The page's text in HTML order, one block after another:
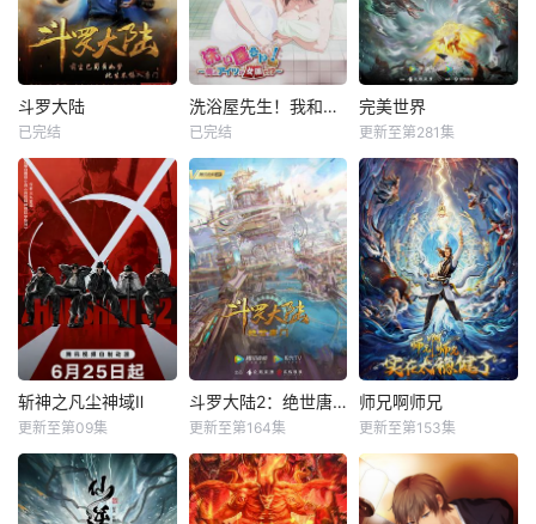
斗罗大陆
已完结
洗浴屋先生！我和那家伙在女浴池！？
已完结
完美世界
更新至第281集
斩神之凡尘神域Ⅱ
更新至第09集
斗罗大陆2：绝世唐门
更新至第164集
师兄啊师兄
更新至第153集